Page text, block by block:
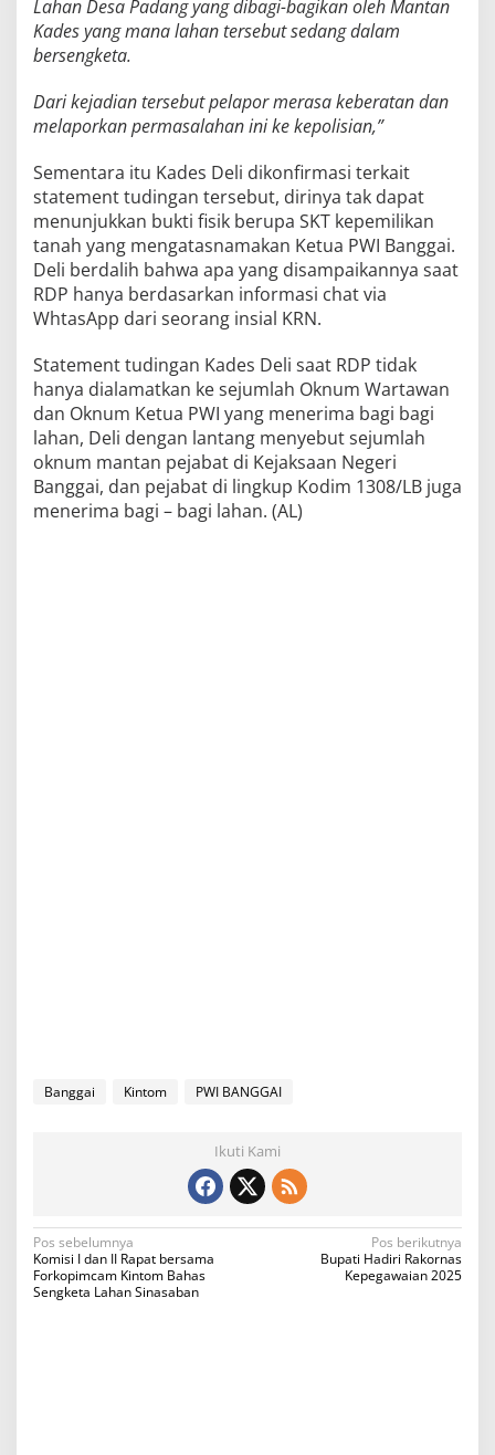
Lahan Desa Padang yang dibagi-bagikan oleh Mantan
Kades yang mana lahan tersebut sedang dalam
bersengketa.
Dari kejadian tersebut pelapor merasa keberatan dan
melaporkan permasalahan ini ke kepolisian,”
Sementara itu Kades Deli dikonfirmasi terkait
statement tudingan tersebut, dirinya tak dapat
menunjukkan bukti fisik berupa SKT kepemilikan
tanah yang mengatasnamakan Ketua PWI Banggai.
Deli berdalih bahwa apa yang disampaikannya saat
RDP hanya berdasarkan informasi chat via
WhtasApp dari seorang insial KRN.
Statement tudingan Kades Deli saat RDP tidak
hanya dialamatkan ke sejumlah Oknum Wartawan
dan Oknum Ketua PWI yang menerima bagi bagi
lahan, Deli dengan lantang menyebut sejumlah
oknum mantan pejabat di Kejaksaan Negeri
Banggai, dan pejabat di lingkup Kodim 1308/LB juga
menerima bagi – bagi lahan. (AL)
Banggai Kintom PWI BANGGAI
Ikuti Kami
N
a
Pos sebelumnya
Komisi I dan II Rapat bersama
Forkopimcam Kintom Bahas
Sengketa Lahan Sinasaban
Pos berikutnya
Bupati Hadiri Rakornas
Kepegawaian 2025